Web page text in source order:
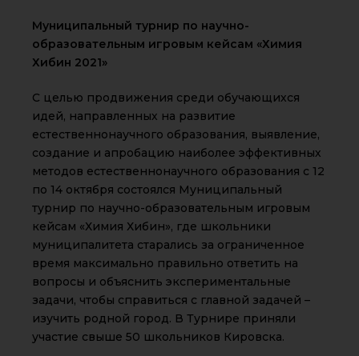
Муниципальный турнир по научно-
образовательным игровым кейсам «Химия
Хибин 2021»
С целью продвижения среди обучающихся
идей, направленных на развитие
естественнонаучного образования, выявление,
создание и апробацию наиболее эффективных
методов естественнонаучного образования с 12
по 14 октября состоялся Муниципальный
турнир по научно-образовательным игровым
кейсам «Химия Хибин», где школьники
муниципалитета старались за ограниченное
время максимально правильно ответить на
вопросы и объяснить экспериментальные
задачи, чтобы справиться с главной задачей –
изучить родной город. В Турнире приняли
участие свыше 50 школьников Кировска.